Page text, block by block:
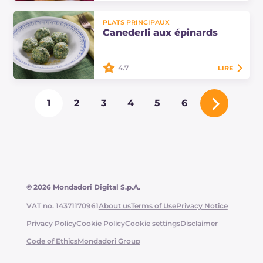
sont des amuse-gueules savoureux,
à déguster en apéritif, inspirés des
PLATS PRINCIPAUX
Canederli aux épinards
Les canederli aux épinards sont une
variante végétarienne des
classiques canederli tyroliens. Au
4.7 LIRE
1 2 3 4 5 6
© 2026 Mondadori Digital S.p.A.
VAT no. 14371170961About usTerms of UsePrivacy Notice
Privacy PolicyCookie PolicyCookie settingsDisclaimer
Code of EthicsMondadori Group